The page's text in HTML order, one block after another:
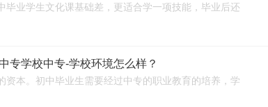
毕业学生文化课基础差，更适合学一项技能，毕业后还
专学校中专-学校环境怎么样？
资本。初中毕业生需要经过中专的职业教育的培养，学